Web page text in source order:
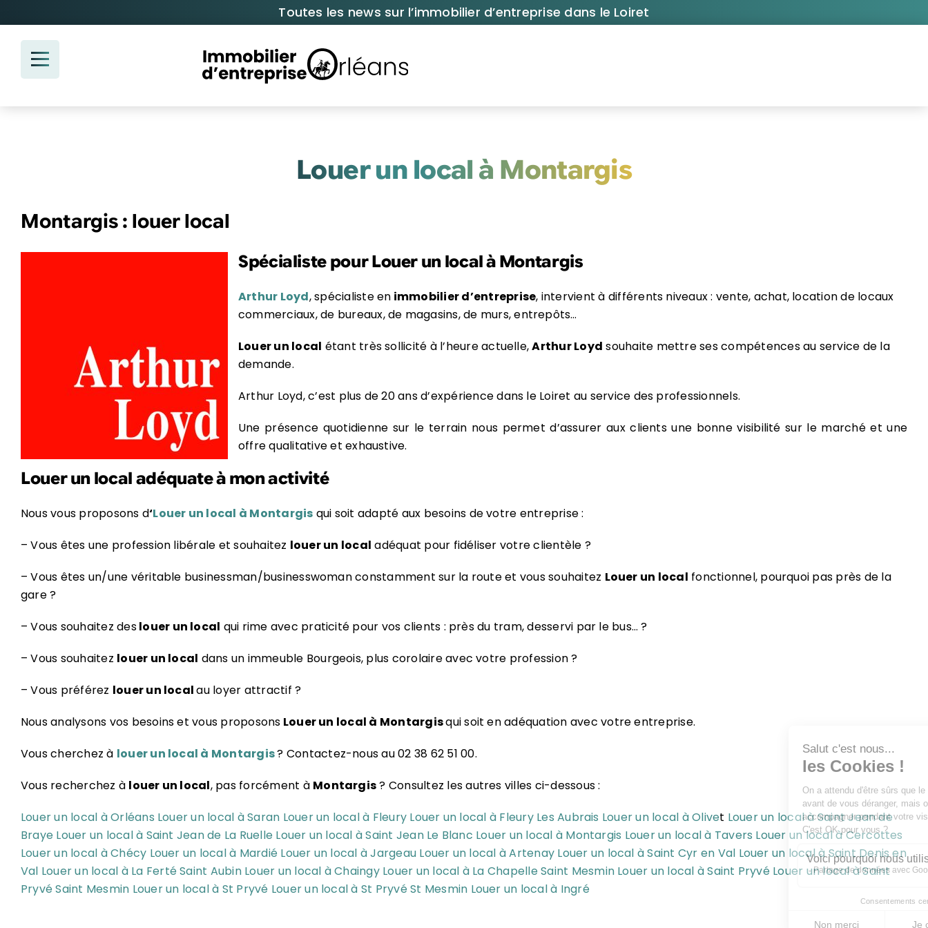
au
contenu
Toutes les news sur l’immobilier d’entreprise dans le Loiret
Louer un local à Montargis
Montargis : louer local
Spécialiste pour Louer un local à Montargis
Arthur Loyd, spécialiste en immobilier d’entreprise, intervient à différents niveaux : vente, achat, location de locaux
commerciaux, de bureaux, de magasins, de murs, entrepôts…
Louer un local étant très sollicité à l’heure actuelle,Arthur Loyd souhaite mettre ses compétences au service de la
demande.
Arthur Loyd, c’est plus de 20 ans d’expérience dans le Loiret au service des professionnels.
Une présence quotidienne sur le terrain nous permet d’assurer aux clients une bonne visibilité sur le marché et une
offre qualitative et exhaustive.
Louer un local adéquate à mon activité
Nous vous proposons d‘Louer un local à Montargis qui soit adapté aux besoins de votre entreprise :
– Vous êtes une profession libérale et souhaitez louer un local adéquat pour fidéliser votre clientèle ?
– Vous êtes un/une véritable businessman/businesswoman constamment sur la route et vous souhaitez Louer un local fonctionnel, pourquoi pas près de la
gare ?
– Vous souhaitez deslouer un local qui rime avec praticité pour vos clients : près du tram, desservi par le bus… ?
– Vous souhaitez louer un local dans un immeuble Bourgeois, plus corolaire avec votre profession ?
– Vous préférez louer un localau loyer attractif ?
Nous analysons vos besoins et vous proposons Louer un local à Montargisqui soit en adéquation avec votre entreprise.
Vous cherchez à louer un local à Montargis? Contactez-nous au 02 38 62 51 00.
Vous recherchez à louer un local, pas forcément à Montargis? Consultez les autres villes ci-dessous :
Louer un local à Orléans Louer un local à Saran Louer un local à Fleury Louer un local à Fleury Les Aubrais Louer un local à Olivet Louer un local à Saint Jean de
Braye Louer un local à Saint Jean de La Ruelle Louer un local à Saint Jean Le Blanc Louer un local à Montargis Louer un local à Tavers Louer un local à Cercottes
Louer un local à Chécy Louer un local à Mardié Louer un local à Jargeau Louer un local à Artenay Louer un local à Saint Cyr en Val Louer un local à Saint Denis en
Val Louer un local à La Ferté Saint Aubin Louer un local à Chaingy Louer un local à La Chapelle Saint Mesmin Louer un local à Saint Pryvé Louer un local à Saint
Pryvé Saint Mesmin Louer un local à St Pryvé Louer un local à St Pryvé St Mesmin Louer un local à Ingré